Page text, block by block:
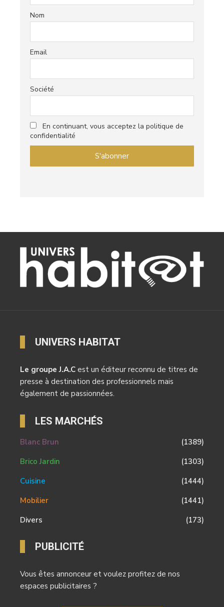
Nom
Email
Société
En continuant, vous acceptez la politique de
confidentialité
UNIVERS HABITAT
Le groupe J.A.C est un éditeur reconnu de titres de
presse à destination des professionnels mais
également de passionnées.
LES MARCHÉS
Blanc Brun
(1389)
Brico Jardin
(1303)
Cuisine
(1444)
Mobilier
(1441)
Divers
(173)
PUBLICITÉ
Vous êtes annonceur et voulez profitez de nos
espaces publicitaires ?